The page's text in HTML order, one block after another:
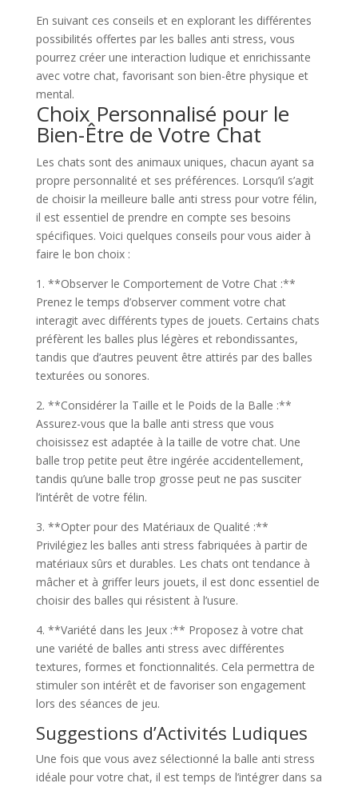
En suivant ces conseils et en explorant les différentes
possibilités offertes par les balles anti stress, vous
pourrez créer une interaction ludique et enrichissante
avec votre chat, favorisant son bien-être physique et
mental.
Choix Personnalisé pour le
Bien-Être de Votre Chat
Les chats sont des animaux uniques, chacun ayant sa
propre personnalité et ses préférences. Lorsqu’il s’agit
de choisir la meilleure balle anti stress pour votre félin,
il est essentiel de prendre en compte ses besoins
spécifiques. Voici quelques conseils pour vous aider à
faire le bon choix :
1. **Observer le Comportement de Votre Chat :**
Prenez le temps d’observer comment votre chat
interagit avec différents types de jouets. Certains chats
préfèrent les balles plus légères et rebondissantes,
tandis que d’autres peuvent être attirés par des balles
texturées ou sonores.
2. **Considérer la Taille et le Poids de la Balle :**
Assurez-vous que la balle anti stress que vous
choisissez est adaptée à la taille de votre chat. Une
balle trop petite peut être ingérée accidentellement,
tandis qu’une balle trop grosse peut ne pas susciter
l’intérêt de votre félin.
3. **Opter pour des Matériaux de Qualité :**
Privilégiez les balles anti stress fabriquées à partir de
matériaux sûrs et durables. Les chats ont tendance à
mâcher et à griffer leurs jouets, il est donc essentiel de
choisir des balles qui résistent à l’usure.
4. **Variété dans les Jeux :** Proposez à votre chat
une variété de balles anti stress avec différentes
textures, formes et fonctionnalités. Cela permettra de
stimuler son intérêt et de favoriser son engagement
lors des séances de jeu.
Suggestions d’Activités Ludiques
Une fois que vous avez sélectionné la balle anti stress
idéale pour votre chat, il est temps de l’intégrer dans sa